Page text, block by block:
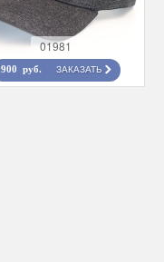
01981
900 руб. ЗАКАЗАТЬ